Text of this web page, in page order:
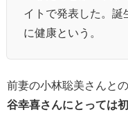
イトで発表した。誕
に健康という。
前妻の小林聡美さんと
谷幸喜さんにとっては